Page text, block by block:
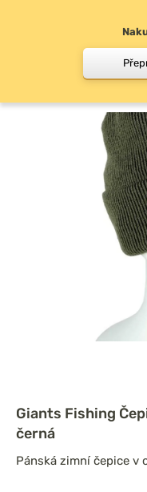
Zimní čepice
Giants Fishing
černá
Pánská zimní čepice v